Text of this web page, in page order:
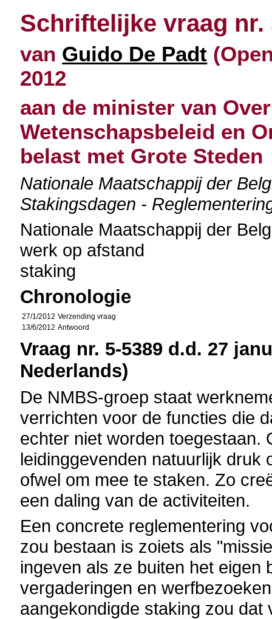
Schriftelijke vraag nr.
van Guido De Padt
2012
aan de minister van
Wetenschapsbeleid en
belast met Grote Steden
Nationale Maatschappij der
Stakingsdagen -
Nationale Maatschappij der
werk op afstand
staking
Chronologie
27/1/2012 Verzending vraag
13/6/2012 Antwoord
Vraag nr. 5-5389 d.d. 27
Nederlands)
De NMBS-groep staat
verrichten voor de functies die
echter niet worden toegestaan.
leidinggevenden natuurlijk druk
ofwel om mee te staken. Zo
een daling van de activiteiten.
Een concrete reglementering
zou bestaan is zoiets als
ingeven als ze buiten het eigen
vergaderingen en
aangekondigde staking zou dat